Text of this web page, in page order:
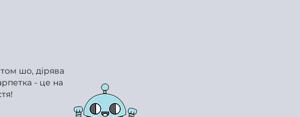
шо, дірява
- це на